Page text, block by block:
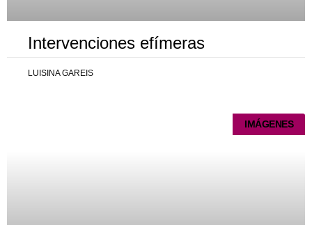
Intervenciones efímeras
LUISINA GAREIS
IMÁGENES